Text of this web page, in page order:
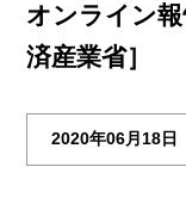
オンライン
済産業省］
2020年06月18日